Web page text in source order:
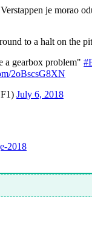
je morao
to a halt on the
a gearbox problem"
2oBscsG8XN
July 6, 2018
2018